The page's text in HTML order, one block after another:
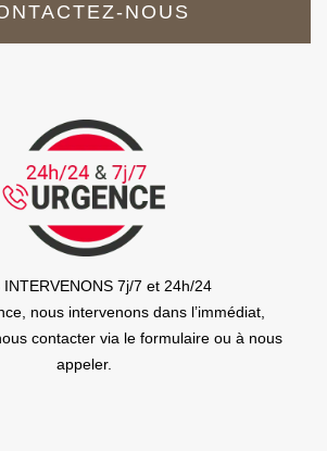
NOUS
INTERVENONS 7j/7 et 24h/24
nous intervenons dans l’immédiat,
contacter via le formulaire ou à nous
appeler.